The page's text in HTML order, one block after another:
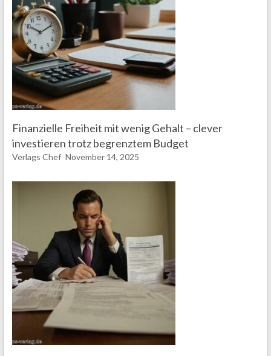
Finanzielle Freiheit mit wenig Gehalt – clever
investieren trotz begrenztem Budget
Verlags Chef November 14, 2025